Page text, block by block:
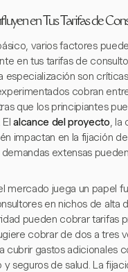
en Tus Tarifas de
varios factores
en tus tarifas de
especialización son
cobran
que los principiantes
Elalcance del proyecto, la
impactan en la fijación
extensas
mercado juega un papel
en nichos de alta
pueden cobrar tarifas
cobrar de dos a tres
cubrir gastos adicionales
seguros de salud. La